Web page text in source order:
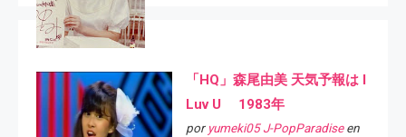
「HQ」森尾由美 天気予報は I
Luv U 1983年
por yumeki05 J-PopParadiseen